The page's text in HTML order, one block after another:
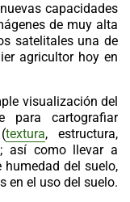
capacidades
de muy alta
satelitales una de
agricultor hoy en
visualización del
para cartografiar
textura, estructura,
así como llevar a
del suelo,
en el uso del suelo.